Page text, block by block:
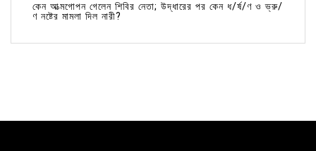
কেন আত্মগোপন গেলেন শিবির নেতা; উদ্ধারের পর কেন ধ/র্ষ/ণ ও ভ্রু/
ণ নষ্টের মামলা দিল নারী?